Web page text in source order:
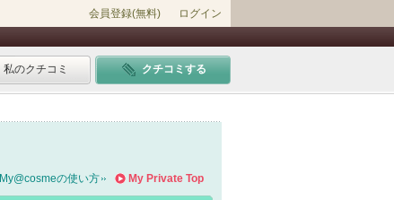
会員登録(無料) ログイン
私のクチコミ クチコミする
My Private Top
My@cosmeの使い方